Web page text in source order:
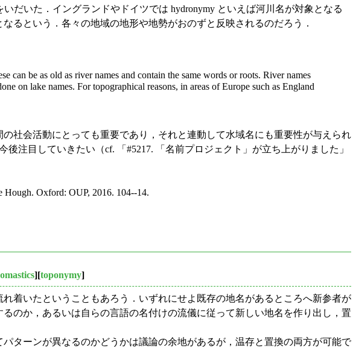
だいた．イングランドやドイツでは hydronymy といえば河川名が対象となる
るという．各々の地域の地形や地勢がおのずと反映されるのだろう．
can be as old as river names and contain the same words or roots. River names
on lake names. For topographical reasons, in areas of Europe such as England
社会活動にとっても重要であり，それと連動して水域名にも重要性が与えられ
後注目していきたい（cf. 「#5217. 「名前プロジェクト」が立ち上がりました」
Hough. Oxford: OUP, 2016. 104--14.
][toponymy]
着いたということもあろう．いずれにせよ既存の地名があるところへ新参者が
のか，あるいは自らの言語の名付けの流儀に従って新しい地名を作り出し，置
ターンが異なるのかどうかは議論の余地があるが，温存と置換の両方が可能で